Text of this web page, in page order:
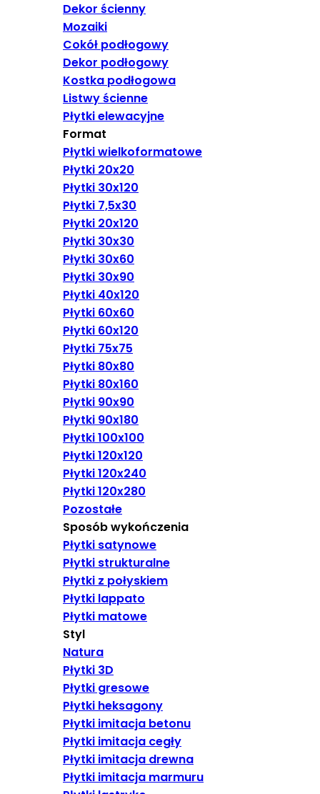
Dekor ścienny
Mozaiki
Cokół podłogowy
Dekor podłogowy
Kostka podłogowa
Listwy ścienne
Płytki elewacyjne
Format
Płytki wielkoformatowe
Płytki 20x20
Płytki 30x120
Płytki 7,5x30
Płytki 20x120
Płytki 30x30
Płytki 30x60
Płytki 30x90
Płytki 40x120
Płytki 60x60
Płytki 60x120
Płytki 75x75
Płytki 80x80
Płytki 80x160
Płytki 90x90
Płytki 90x180
Płytki 100x100
Płytki 120x120
Płytki 120x240
Płytki 120x280
Pozostałe
Sposób wykończenia
Płytki satynowe
Płytki strukturalne
Płytki z połyskiem
Płytki lappato
Płytki matowe
Styl
Natura
Płytki 3D
Płytki gresowe
Płytki heksagony
Płytki imitacja betonu
Płytki imitacja cegły
Płytki imitacja drewna
Płytki imitacja marmuru